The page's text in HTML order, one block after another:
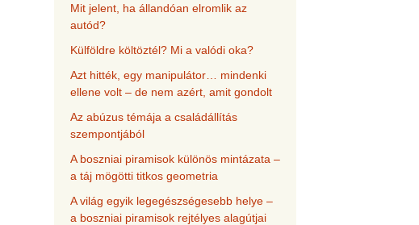
Mit jelent, ha állandóan elromlik az
autód?
Külföldre költöztél? Mi a valódi oka?
Azt hitték, egy manipulátor… mindenki
ellene volt – de nem azért, amit gondolt
Az abúzus témája a családállítás
szempontjából
A boszniai piramisok különös mintázata –
a táj mögötti titkos geometria
A világ egyik legegészségesebb helye –
a boszniai piramisok rejtélyes alagútjai